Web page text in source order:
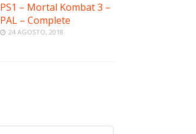
PS1 – Mortal Kombat 3 –
PAL – Complete
24 AGOSTO, 2018